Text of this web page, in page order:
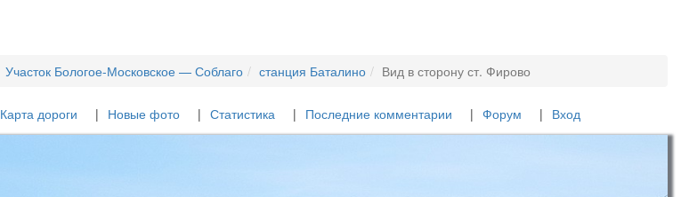
Участок Бологое-Московское — Соблаго станция Баталино Вид в сторону ст. Фирово
Карта дороги Новые фото Статистика Последние комментарии Форум Вход